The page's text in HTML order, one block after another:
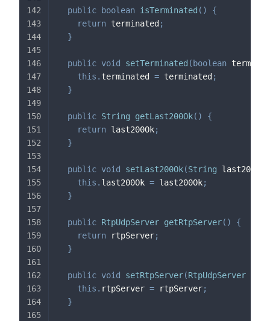
public boolean isTerminated ( )
{
return terminated ;
}
public void setTerminated ( boolean
this . terminated = terminated ;
}
public String getLast200Ok( )
{
return last200Ok;
}
public void setLast200Ok(String last200Ok
this . last200Ok = last200Ok;
}
public RtpUdpServer getRtpServer( )
{
return rtpServer;
}
public void setRtpServer(RtpUdpServer
this . rtpServer = rtpServer;
}